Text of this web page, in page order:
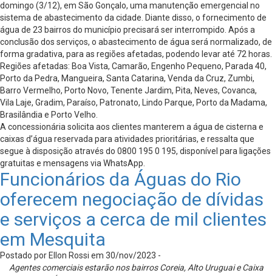
domingo (3/12), em São Gonçalo, uma manutenção emergencial no
sistema de abastecimento da cidade. Diante disso, o fornecimento de
água de 23 bairros do município precisará ser interrompido. Após a
conclusão dos serviços, o abastecimento de água será normalizado, de
forma gradativa, para as regiões afetadas, podendo levar até 72 horas.
Regiões afetadas: Boa Vista, Camarão, Engenho Pequeno, Parada 40,
Porto da Pedra, Mangueira, Santa Catarina, Venda da Cruz, Zumbi,
Barro Vermelho, Porto Novo, Tenente Jardim, Pita, Neves, Covanca,
Vila Laje, Gradim, Paraíso, Patronato, Lindo Parque, Porto da Madama,
Brasilândia e Porto Velho.
A concessionária solicita aos clientes manterem a água de cisterna e
caixas d’água reservada para atividades prioritárias, e ressalta que
segue à disposição através do 0800 195 0 195, disponível para ligações
gratuitas e mensagens via WhatsApp.
Funcionários da Águas do Rio
oferecem negociação de dívidas
e serviços a cerca de mil clientes
em Mesquita
Postado por Ellon Rossi em 30/nov/2023 -
Agentes comerciais estarão nos bairros Coreia, Alto Uruguai e Caixa